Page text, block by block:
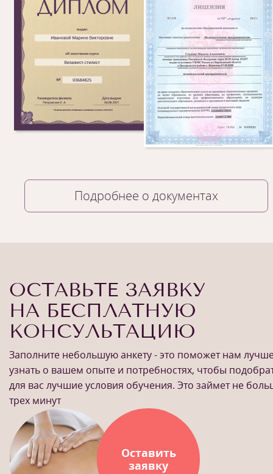
Подробнее о документах
ОСТАВЬТЕ ЗАЯВКУ
НА БЕСПЛАТНУЮ
КОНСУЛЬТАЦИЮ
Заполните небольшую анкету - это поможет нам
узнать о вашем опыте и потребностях, чтобы
для вас лучшие условия обучения. Это займет не
трех минут
Оставить
заявку